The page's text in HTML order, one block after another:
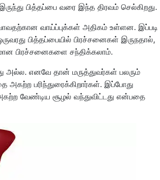
பித்தப்பை வரை இந்த திரவம் செல்கிறது.
வாய்ப்புக்கள் அதிகம் உள்ளன. இப்படி
பித்தப்பையில் பிரச்சனைகள் இருநதால்,
பிரச்சனைகளை சந்திக்கலாம்.
அல்ல. எனவே தான் மருத்துவர்கள் பலரும்
அகற்ற பரிந்துரைக்கிறார்கள். இப்போது
வேண்டிய சூழல் வந்துவிட்டது என்பதை